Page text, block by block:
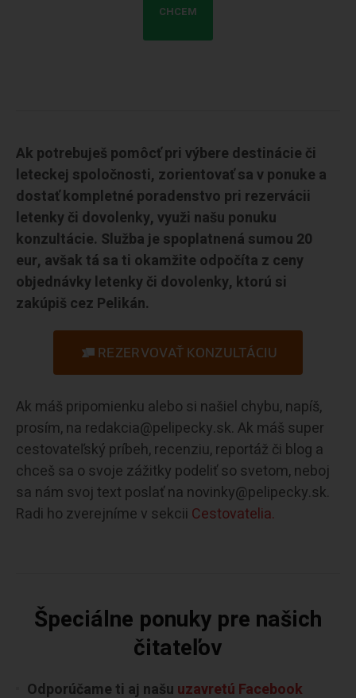
CHCEM
Ak potrebuješ pomôcť pri výbere destinácie či
leteckej spoločnosti, zorientovať sa v ponuke a
dostať kompletné poradenstvo pri rezervácii
letenky či dovolenky, využi našu ponuku
konzultácie. Služba je spoplatnená sumou 20
eur, avšak tá sa ti okamžite odpočíta z ceny
objednávky letenky či dovolenky, ktorú si
zakúpiš cez Pelikán.
REZERVOVAŤ KONZULTÁCIU
Ak máš pripomienku alebo si našiel chybu, napíš,
prosím, na redakcia@pelipecky.sk. Ak máš super
cestovateľský príbeh, recenziu, reportáž či blog a
chceš sa o svoje zážitky podeliť so svetom, neboj
sa nám svoj text poslať na novinky@pelipecky.sk.
Radi ho zverejníme v sekcii Cestovatelia.
Špeciálne ponuky pre našich
čitateľov
Odporúčame ti aj našu uzavretú Facebook